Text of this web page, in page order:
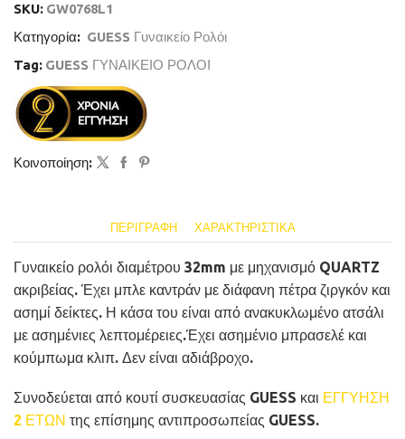
SKU: GW0768L1
Κατηγορία: GUESS Γυναικείο Ρολόι
Tag: GUESS ΓΥΝΑΙΚΕΙΟ ΡΟΛΟΙ
Κοινοποίηση:
ΠΕΡΙΓΡΑΦΉ ΧΑΡΑΚΤΗΡΙΣΤΙΚΆ
Γυναικείο ρολόι διαμέτρου 32mm με μηχανισμό QUARTZ
ακριβείας. Έχει μπλε καντράν με διάφανη πέτρα ζιργκόν και
ασημί δείκτες. Η κάσα του είναι από ανακυκλωμένο ατσάλι
με ασημένιες λεπτομέρειες.Έχει ασημένιο μπρασελέ και
κούμπωμα κλιπ. Δεν είναι αδιάβροχο.
Συνοδεύεται από κουτί συσκευασίας GUESS και ΕΓΓΥΗΣΗ
2 ΕΤΩΝ της επίσημης αντιπροσωπείας GUESS.